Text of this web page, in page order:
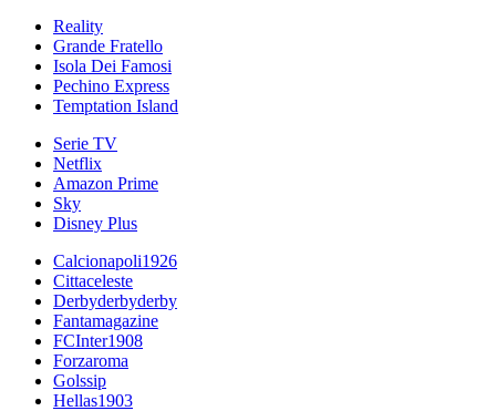
Reality
Grande Fratello
Isola Dei Famosi
Pechino Express
Temptation Island
Serie TV
Netflix
Amazon Prime
Sky
Disney Plus
Calcionapoli1926
Cittaceleste
Derbyderbyderby
Fantamagazine
FCInter1908
Forzaroma
Golssip
Hellas1903